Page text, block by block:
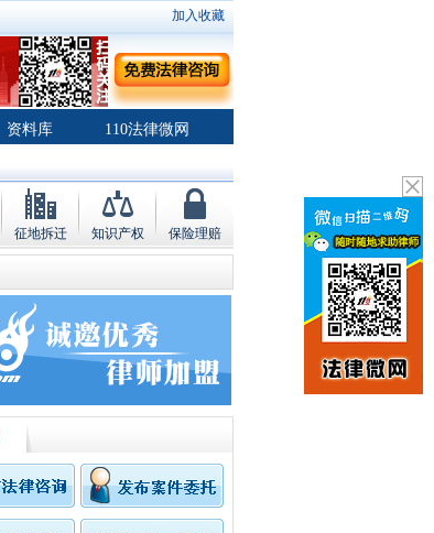
加入收藏
资料库 110法律微网
征地拆迁 知识产权 保险理赔